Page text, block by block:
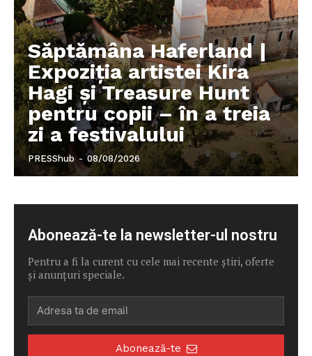
Săptămâna Haferland |
Expoziţia artistei Kira
Hagi şi Treasure Hunt
pentru copii – în a treia
zi a festivalului
PRESShub - 08/08/2026
Abonează-te la newsletter-ul nostru
Pentru a fi la curent cu cele mai recente știri, oferte
și anunțuri speciale.
Abonează-te